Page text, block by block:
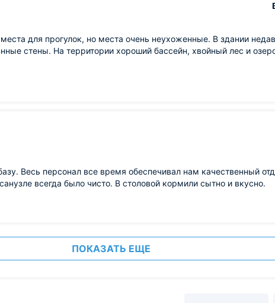
для прогулок, но места очень неухоженные. В здании
стены. На территории хороший бассейн, хвойный лес и
Весь персонал все время обеспечивал нам качественный
всегда было чисто. В столовой кормили сытно и вкусно.
ПОКАЗАТЬ ЕЩЕ